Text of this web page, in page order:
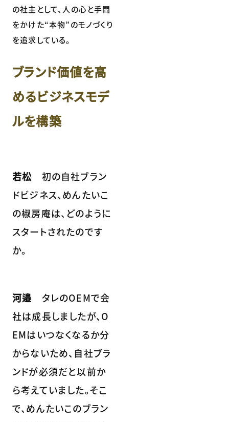
の社主として、人の心と手間
をかけた“本物”のモノづくり
を追求している。
ブランド価値を高
めるビジネスモデ
ルを構築
若松 初の自社ブラン
ドビジネス、めんたいこ
の椒房庵は、どのように
スタートされたのです
か。
河邉 タレのOEMで会
社は成長しましたが、O
EMはいつなくなるか分
からないため、自社ブラ
ンドが必須だと以前か
ら考えていました。そこ
で、めんたいこのブラン